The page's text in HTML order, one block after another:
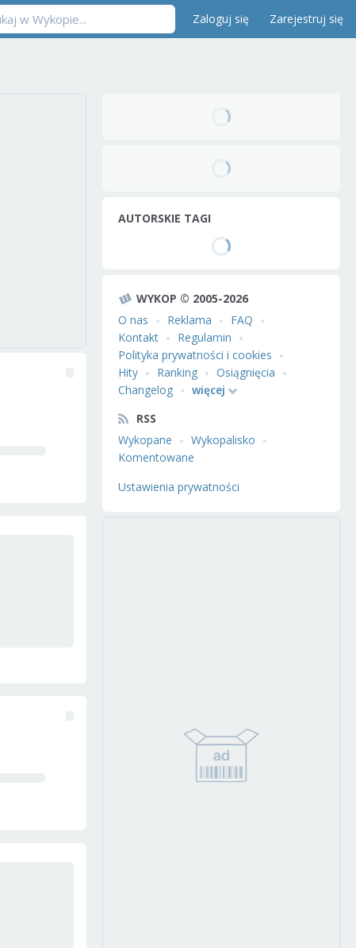
Zaloguj się Zarejestruj się
AUTORSKIE TAGI
WYKOP © 2005-2026
O nas
Reklama
FAQ
Kontakt
Regulamin
Polityka prywatności i cookies
Hity
Ranking
Osiągnięcia
Changelog
więcej
RSS
Wykopane
Wykopalisko
Komentowane
Ustawienia prywatności